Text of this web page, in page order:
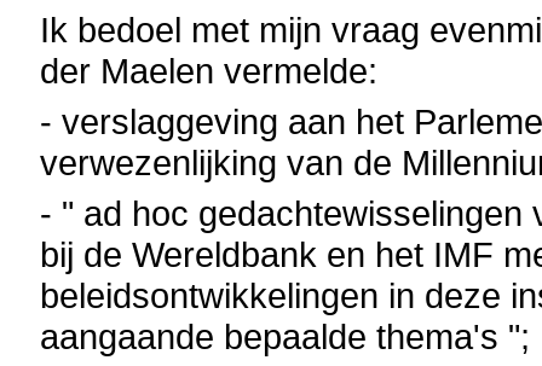
Ik bedoel met mijn vraag
der Maelen vermelde:
- verslaggeving aan het
verwezenlijking van de
- " ad hoc
bij de Wereldbank en het IMF
beleidsontwikkelingen in deze
aangaande bepaalde thema's ";